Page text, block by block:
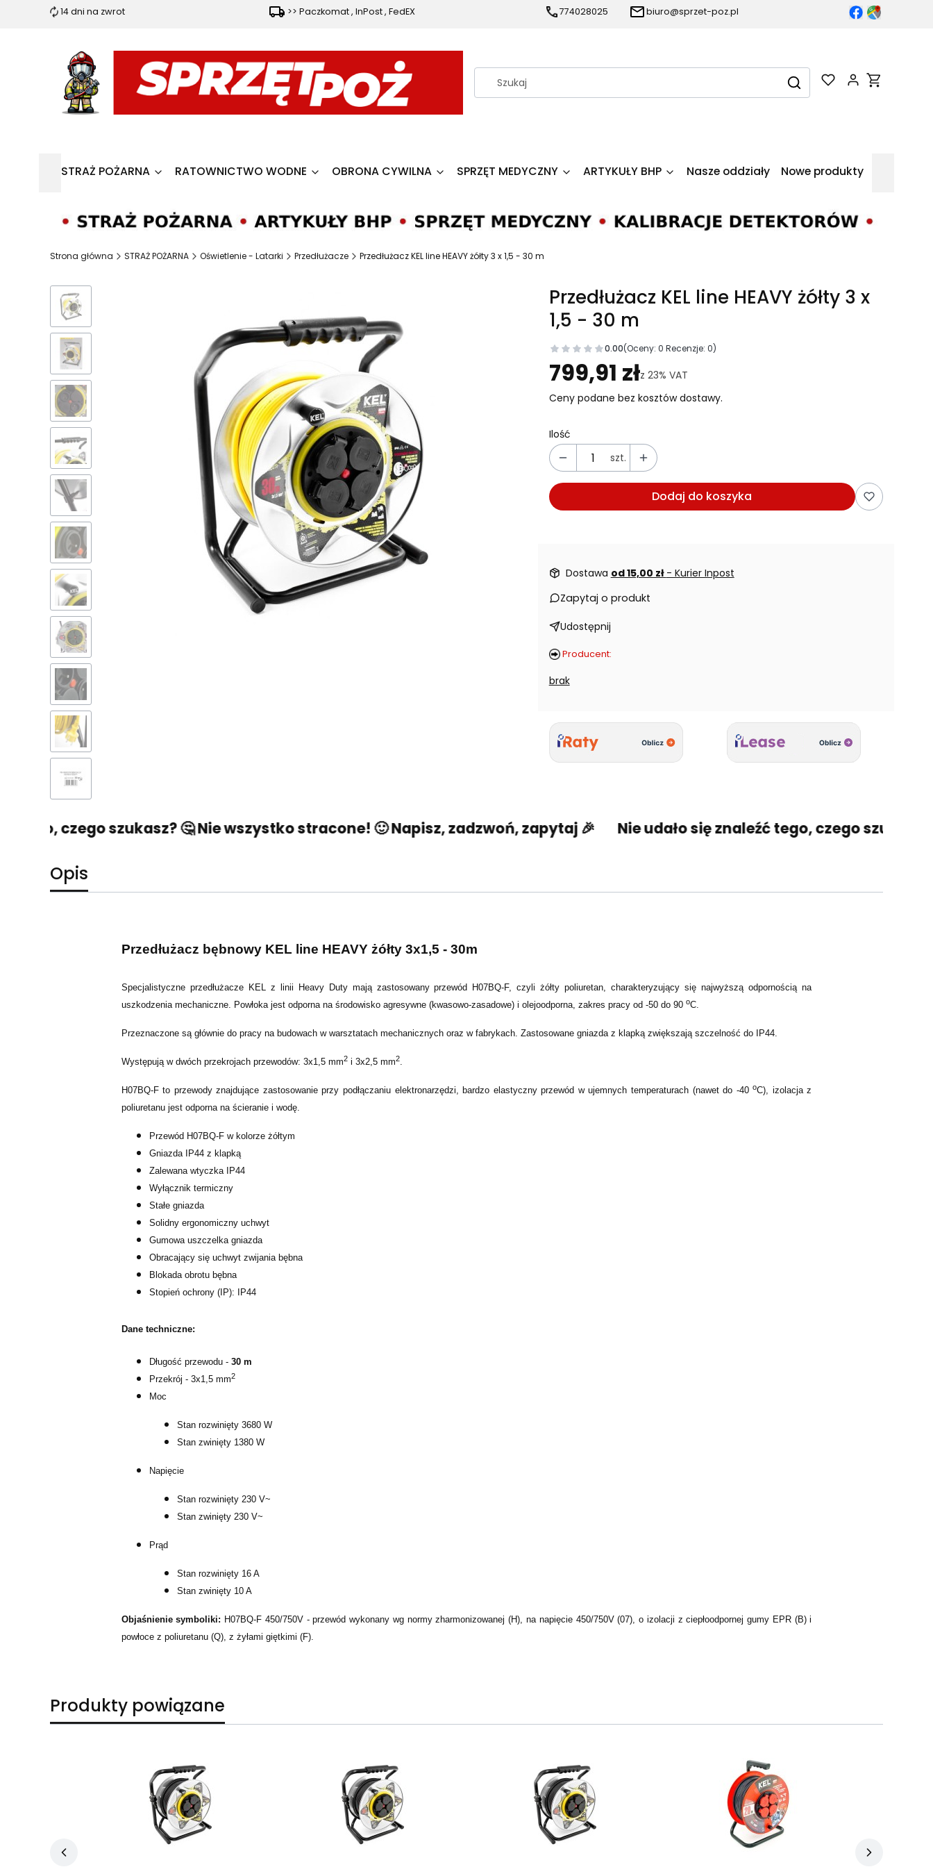
14 dni na zwrot >> Paczkomat , InPost , FedEX 774028025 biuro@sprzet-poz.pl
WyczyśćSzukaj
Produkty w
STRAŻ POŻARNA RATOWNICTWO WODNE OBRONA CYWILNA SPRZĘT MEDYCZNY ARTYKUŁY BHP Nasze oddziały Nowe produkty
Strona główna STRAŻ POŻARNA Oświetlenie - Latarki Przedłużacze Przedłużacz KEL line HEAVY żółty 3 x 1,5 - 30 m
Przedłużacz KEL line HEAVY żółty 3 x
1,5 - 30 m
0.00(Oceny: 0 Recenzje: 0)
Przejdź do sekcji Opinie
799,91 złz 23% VAT
Ceny podane bez kosztów dostawy.
Ilość
szt.
Dodaj do koszyka
Dostawa od 15,00 zł - Kurier Inpost
Zapytaj o produkt
Udostępnij
Producent:
brak
czego szukasz? 🤔 Nie wszystko stracone! 🙂 Napisz, zadzwoń, zapytaj 🎉 Nie udało się znaleźć tego, czego szukasz?
Opis
Przedłużacz bębnowy KEL line HEAVY żółty 3x1,5 - 30m
Specjalistyczne przedłużacze KEL z linii Heavy Duty mają zastosowany przewód H07BQ-F, czyli żółty poliuretan, charakteryzujący się najwyższą odpornością na
uszkodzenia mechaniczne. Powłoka jest odporna na środowisko agresywne (kwasowo-zasadowe) i olejoodporna, zakres pracy od -50 do 90 oC.
Przeznaczone są głównie do pracy na budowach w warsztatach mechanicznych oraz w fabrykach. Zastosowane gniazda z klapką zwiększają szczelność do IP44.
Występują w dwóch przekrojach przewodów: 3x1,5 mm2i 3x2,5 mm2.
H07BQ-F to przewody znajdujące zastosowanie przy podłączaniu elektronarzędzi, bardzo elastyczny przewód w ujemnych temperaturach (nawet do -40oC), izolacja z
poliuretanu jest odporna na ścieranie i wodę.
Przewód H07BQ-F w kolorze żółtym
Gniazda IP44 z klapką
Zalewana wtyczka IP44
Wyłącznik termiczny
Stałe gniazda
Solidny ergonomiczny uchwyt
Gumowa uszczelka gniazda
Obracający się uchwyt zwijania bębna
Blokada obrotu bębna
Stopień ochrony (IP): IP44
Dane techniczne:
Długość przewodu - 30 m
Przekrój - 3x1,5 mm2
Moc
Stan rozwinięty 3680 W
Stan zwinięty 1380 W
Napięcie
Stan rozwinięty 230 V~
Stan zwinięty 230 V~
Prąd
Stan rozwinięty 16 A
Stan zwinięty 10 A
Objaśnienie symboliki: H07BQ-F 450/750V - przewód wykonany wg normy zharmonizowanej (H), na napięcie 450/750V (07), o izolacji z ciepłoodpornej gumy EPR (B) i
powłoce z poliuretanu (Q), z żyłami giętkimi (F).
Produkty powiązane